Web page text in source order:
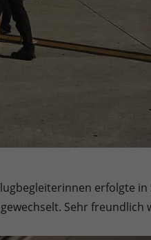
erfolgte
Sehr freundlich